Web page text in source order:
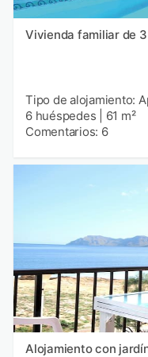
Vivienda familiar de
Tipo de alojamiento:
6 huéspedes
61 m²
Comentarios: 6
Alojamiento con